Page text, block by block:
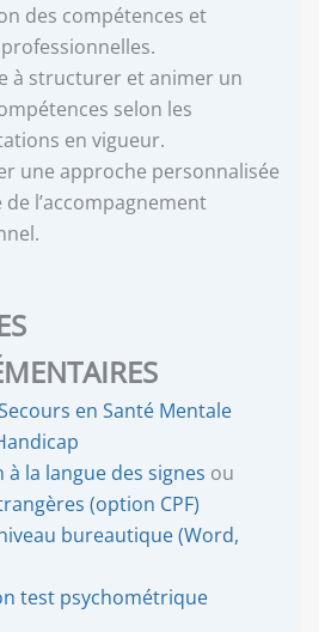
des compétences et
à structurer et animer un
selon les
en vigueur.
une approche personnalisée
l’accompagnement
en Santé Mentale
à la langue des signes ou
(option CPF)
bureautique (Word,
test psychométrique